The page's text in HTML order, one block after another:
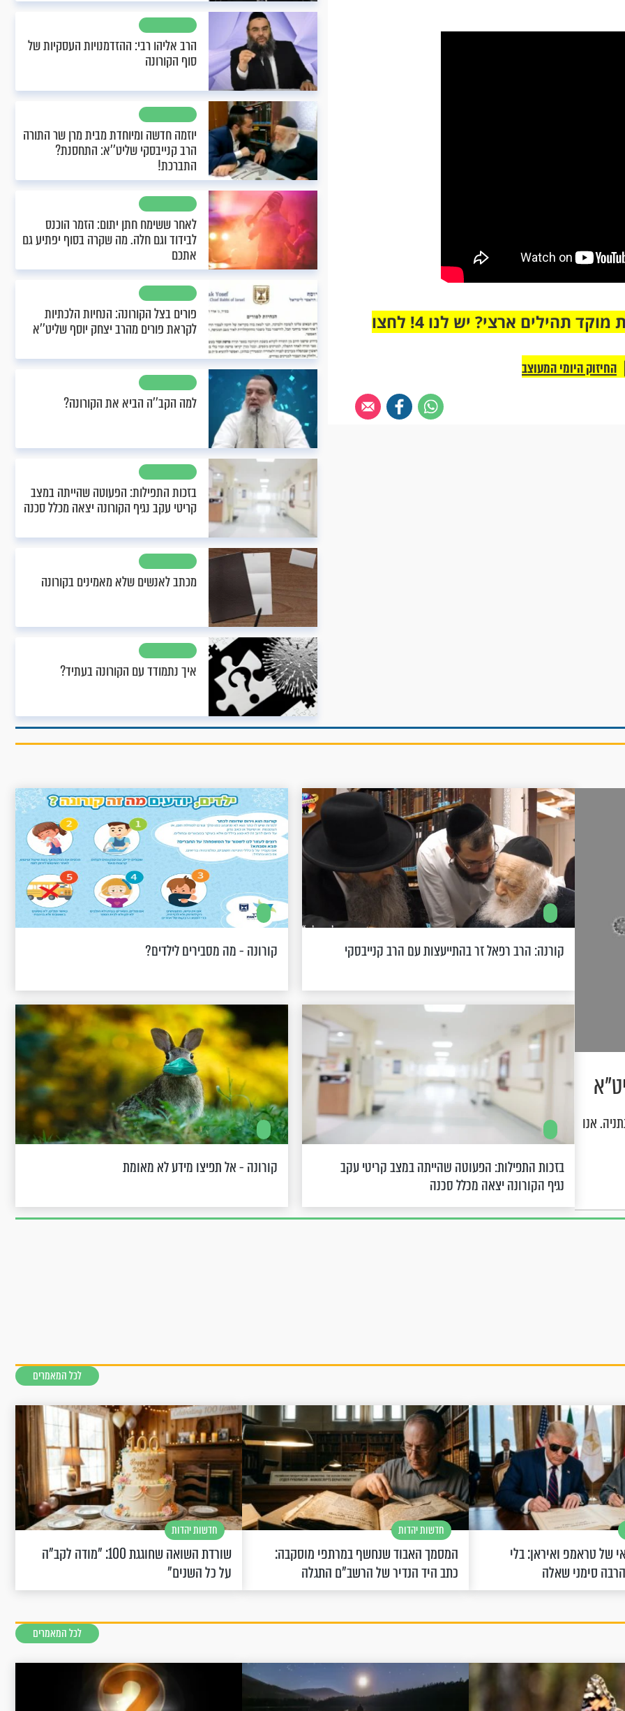
מחוברים רק לקבוצת ווטסאפ אחת מבית מוקד תהילים ארצי? יש לנו 4! לחצו
החיזוק היומי המעוצב
הרב אליהו רבי: ההזדמנויות העסקיות של
סוף הקורונה
יוזמה חדשה ומיוחדת מבית מרן שר התורה
הרב קנייבסקי שליט’’א: התחסנת?
התברכת!
לאחר ששימח חתן יתום: הזמר הוכנס
לבידוד וגם חלה. מה שקרה בסוף יפתיע גם
אתכם
פורים בצל הקורונה: הנחיות הלכתיות
לקראת פורים מהרב יצחק יוסף שליט’’א
למה הקב’’ה הביא את הקורונה?
בזכות התפילות: הפעוטה שהייתה במצב
קריטי עקב נגיף הקורונה יצאה מכלל סכנה
מכתב לאנשים שלא מאמינים בקורונה
איך נתמודד עם הקורונה בעתיד?
אנו
קורנה: הרב רפאל זר בהתייעצות עם הרב קנייבסקי קורונה - מה מסבירים לילדים?
בזכות התפילות: הפעוטה שהייתה במצב קריטי עקב
נגיף הקורונה יצאה מכלל סכנה
קורונה - אל תפיצו מידע לא מאומת
לכל המאמרים
של טראמפ ואיראן: בלי
סימני שאלה
חדשות יהדות
המסמך האבוד שנחשף במרתפי מוסקבה:
כתב היד הנדיר של הרשב"ם התגלה
חדשות יהדות
שורדת השואה שחוגגת 100: "מודה לקב"ה
על כל השנים"
לכל המאמרים